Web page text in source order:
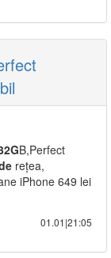
B,Perfect
rețea,
iPhone 649 lei
01.01|21:05